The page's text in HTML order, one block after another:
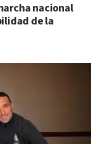
nacional
de la